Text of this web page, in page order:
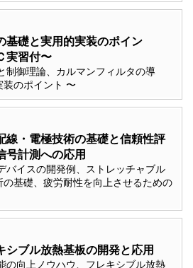
基礎と実用的実装のポイン
実習付〜
制御理論、カルマンフィルタの導
のポイント 〜
線・電極技術の基礎と信頼性評
号計測への応用
バイスの開発例、ストレッチャブル
基礎、疲労耐性を向上させるための
シブル放熱基板の開発と応用
の向上ノウハウ、フレキシブル放熱